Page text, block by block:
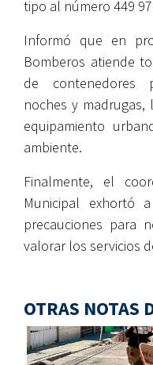
tipo al número 449
Informó que en
Bomberos atiende
de contenedores
noches y
equipamiento
ambiente.
Finalmente, el
Municipal exhortó
precauciones para
valorar los servicios
OTRAS NOTAS